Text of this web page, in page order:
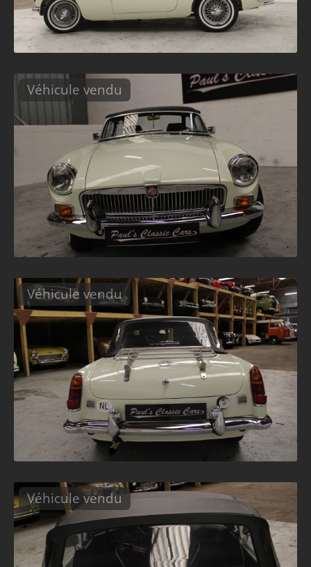
Véhicule vendu
Véhicule vendu
Véhicule vendu